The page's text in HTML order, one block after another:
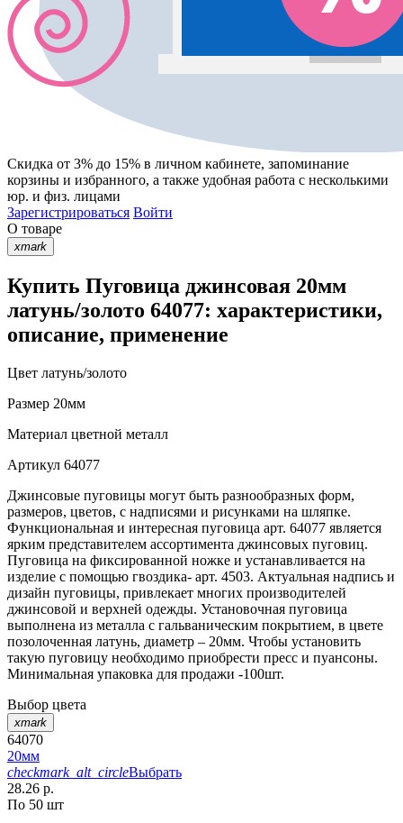
Скидка от 3% до 15% в личном кабинете, запоминание
корзины и избранного, а также удобная работа с несколькими
юр. и физ. лицами
Зарегистрироваться Войти
О товаре
xmark
Купить Пуговица джинсовая 20мм
латунь/золото 64077: характеристики,
описание, применение
Цвет латунь/золото
Размер 20мм
Материал цветной металл
Артикул 64077
Джинсовые пуговицы могут быть разнообразных форм,
размеров, цветов, с надписями и рисунками на шляпке.
Функциональная и интересная пуговица арт. 64077 является
ярким представителем ассортимента джинсовых пуговиц.
Пуговица на фиксированной ножке и устанавливается на
изделие с помощью гвоздика- арт. 4503. Актуальная надпись и
дизайн пуговицы, привлекает многих производителей
джинсовой и верхней одежды. Установочная пуговица
выполнена из металла с гальваническим покрытием, в цвете
позолоченная латунь, диаметр – 20мм. Чтобы установить
такую пуговицу необходимо приобрести пресс и пуансоны.
Минимальная упаковка для продажи -100шт.
Выбор цвета
xmark
64070
20мм
checkmark_alt_circleВыбрать
28.26 р.
По 50 шт